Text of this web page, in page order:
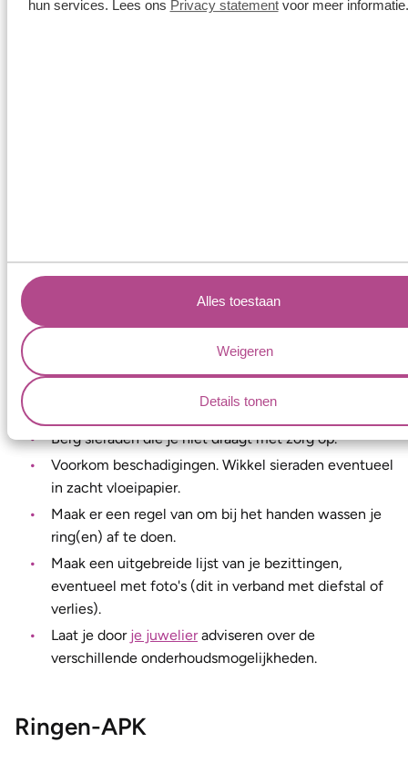
hun services. Lees ons Privacy statementvoor meer informatie.
Alles toestaan
Weigeren
Details tonen
keukenpapier. Hier zitten namelijk kleine houtvezels
om krassen te voorkomen.
Berg sieraden die je niet draagt met zorg op.
Voorkom beschadigingen. Wikkel sieraden eventueel
in zacht vloeipapier.
Maak er een regel van om bij het handen wassen je
ring(en) af te doen.
Maak een uitgebreide lijst van je bezittingen,
eventueel met foto's (dit in verband met diefstal of
verlies).
Laat je door je juwelieradviseren over de
verschillende onderhoudsmogelijkheden.
Ringen-APK